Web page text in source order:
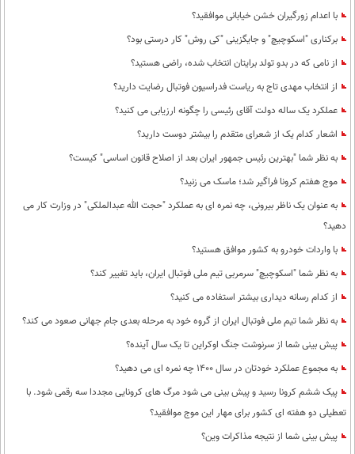
با اعدام زورگیران خشن خیابانی موافقید؟
برکناری "اسکوچیچ" و جایگزینی "کی روش" کار درستی بود؟
از نامی که در بدو تولد برایتان انتخاب شده، راضی هستید؟
از انتخاب مهدی تاج به ریاست فدراسیون فوتبال رضایت دارید؟
عملکرد یک ساله دولت آقای رئیسی را چگونه ارزیابی می کنید؟
اشعار کدام یک از شعرای متقدم را بیشتر دوست دارید؟
به نظر شما "بهترین رئیس جمهور ایران بعد از اصلاح قانون اساسی" کیست؟
موج هفتم کرونا فراگیر شد؛ ماسک می زنید؟
به عنوان یک ناظر بیرونی، چه نمره ای به عملکرد "حجت الله عبدالملکی" در وزارت کار می
دهید؟
با واردات خودرو به کشور موافق هستید؟
به نظر شما "اسکوچیچ" سرمربی تیم ملی فوتبال ایران، باید تغییر کند؟
از کدام رسانه دیداری بیشتر استفاده می کنید؟
به نظر شما تیم ملی فوتبال ایران از گروه خود به مرحله بعدی جام جهانی صعود می کند؟
پیش بینی شما از سرنوشت جنگ اوکراین تا یک سال آینده؟
به مجموع عملکرد خودتان در سال 1400 چه نمره ای می دهید؟
پیک ششم کرونا رسید و پیش بینی می شود مرگ های کرونایی مجددا سه رقمی شود. با
تعطیلی دو هفته ای کشور برای مهار این موج موافقید؟
پیش بینی شما از نتیجه مذاکرات وین؟